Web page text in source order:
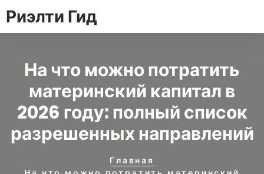
Риэлти Гид
На что можно потратить
материнский капитал в
2026 году: полный список
разрешенных направлений
Главная